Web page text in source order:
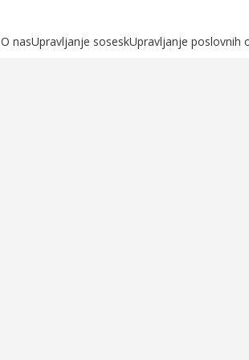
O nasUpravljanje soseskUpravljanje poslovnih